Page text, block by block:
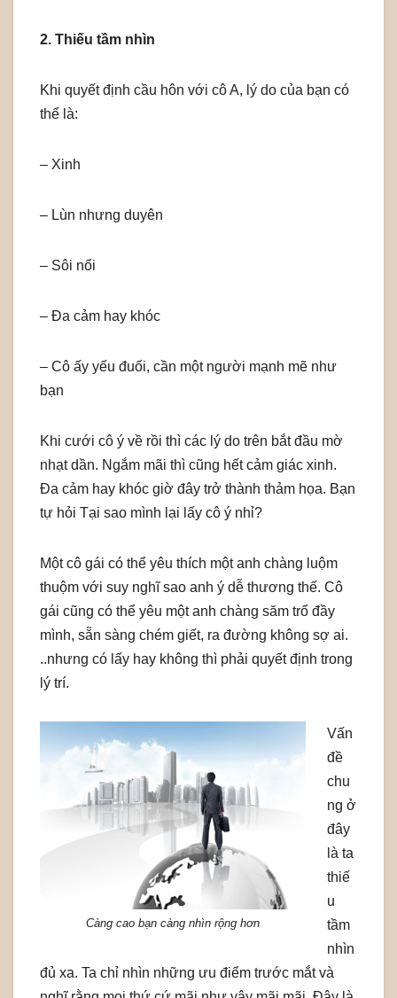
2. Thiếu tầm nhìn
Khi quyết định cầu hôn với cô A, lý do của bạn có
thể là:
– Xinh
– Lùn nhưng duyên
– Sôi nổi
– Đa cảm hay khóc
– Cô ấy yếu đuối, cần một người mạnh mẽ như
bạn
Khi cưới cô ý về rồi thì các lý do trên bắt đầu mờ
nhạt dần. Ngắm mãi thì cũng hết cảm giác xinh.
Đa cảm hay khóc giờ đây trở thành thảm họa. Bạn
tự hỏi Tại sao mình lại lấy cô ý nhỉ?
Một cô gái có thể yêu thích một anh chàng luộm
thuộm với suy nghĩ sao anh ý dễ thương thế. Cô
gái cũng có thể yêu một anh chàng săm trổ đầy
mình, sẵn sàng chém giết, ra đường không sợ ai.
..nhưng có lấy hay không thì phải quyết định trong
lý trí.
Càng cao bạn càng nhìn rộng hơn
Vấn
đề
chu
ng ở
đây
là ta
thiế
u
tầm
nhìn
đủ xa. Ta chỉ nhìn những ưu điểm trước mắt và